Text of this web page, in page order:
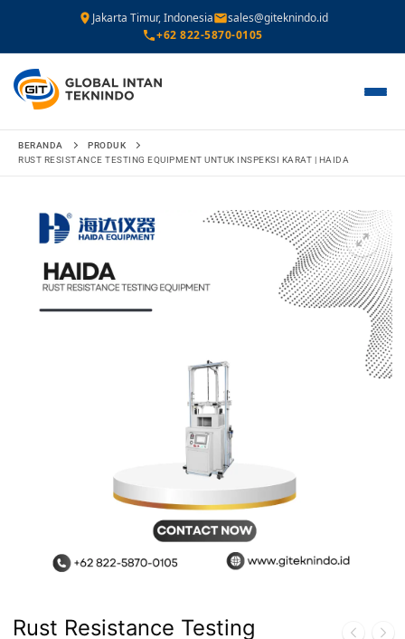
Jakarta Timur, Indonesia
sales@giteknindo.id
+62 822-5870-0105
Lompat
BERANDA
PRODUK
RUST RESISTANCE TESTING EQUIPMENT UNTUK INSPEKSI KARAT | HAIDA
🔍
Rust Resistance Testing